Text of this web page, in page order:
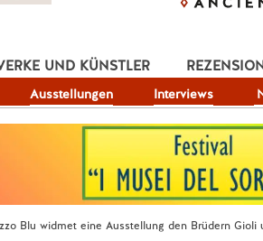
Ausstellungen Interviews
UND KÜNSTLER
Blu widmet eine Ausstellung den Brüdern